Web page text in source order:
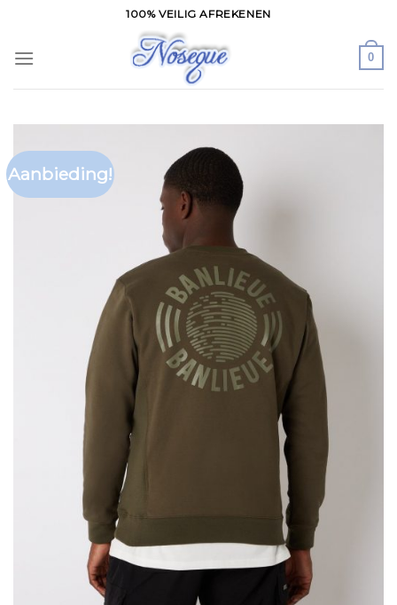
content
100% VEILIG AFREKENEN
0
Aanbieding!